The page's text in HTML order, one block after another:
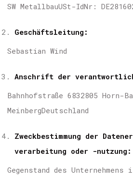
SW MetallbauUSt-IdNr:
Geschäftsleitung:
Sebastian Wind
Anschrift der
Bahnhofstraße 6832805 Horn-
MeinbergDeutschland
Zweckbestimmung der
verarbeitung oder -nutzung:
Gegenstand des